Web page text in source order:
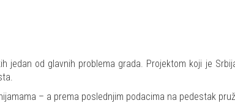
jedan od glavnih problema grada. Projektom koji je
– a prema poslednjim podacima na pedestak